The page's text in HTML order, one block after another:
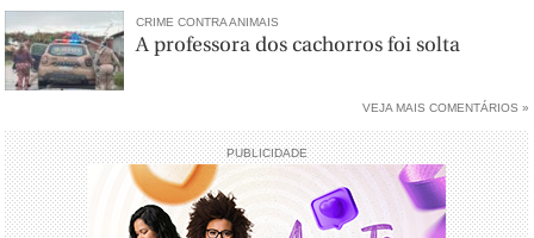
CRIME CONTRA ANIMAIS
A professora dos cachorros foi solta
VEJA MAIS COMENTÁRIOS »
PUBLICIDADE